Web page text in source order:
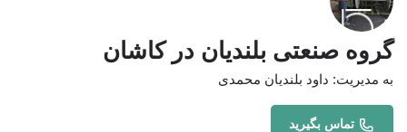
گروه صنعتی بلندیان در کاشان
به مدیریت: داود بلندیان محمدی
تماس بگیرید